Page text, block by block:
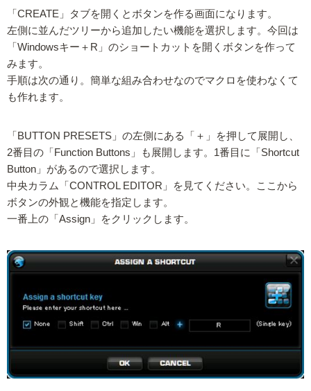
「CREATE」タブを開くとボタンを作る画面になります。
左側に並んだツリーから追加したい機能を選択します。今回は
「Windowsキー＋R」のショートカットを開くボタンを作って
みます。
手順は次の通り。簡単な組み合わせなのでマクロを使わなくて
も作れます。
「BUTTON PRESETS」の左側にある「＋」を押して展開し、
2番目の「Function Buttons」も展開します。1番目に「Shortcut
Button」があるので選択します。
中央カラム「CONTROL EDITOR」を見てください。ここから
ボタンの外観と機能を指定します。
一番上の「Assign」をクリックします。